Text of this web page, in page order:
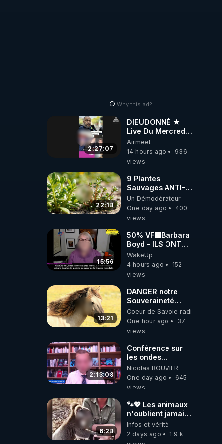
Why this ad?
2:27:07
DIEUDONNÉ ★
Live Du Mercredi
5 Août 2026
Airmeet
14 hours ago
936
views
22:18
9 Plantes
Sauvages ANTI-
FAMINE: ces
Ressources
Haies
Un Démodérateur
One day ago
400
views
15:56
50% VF🟩Barbara
Boyd - ILS ONT
MENTI SUR TOUT
-Jocelyne
Traduction
WakeUp
4 hours ago
152
views
13:21
DANGER notre
Souveraineté
Alimentaire est
attaqué...
Coeur de Savoie radioweb TV
One hour ago
37
views
2:13:08
Conférence sur
les ondes
électromagnétiques
par Grégoire
Caustru et Bart de
Nicolas BOUVIER
One day ago
645
views
6:28
🐾💖 Les animaux
n'oublient jamais
ceux qu'ils
aiment… 🥹❤️
Infos et vérité
2 days ago
1.9 k